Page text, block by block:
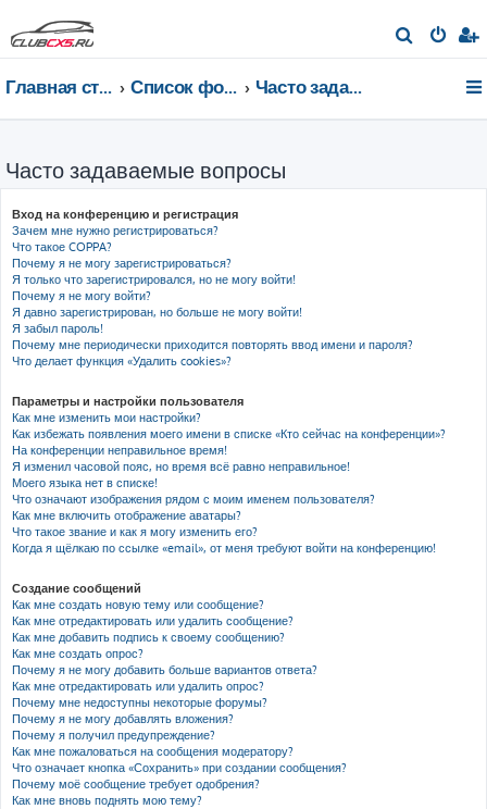
о
Главная страница Список форумов Часто задаваемые вопросы
Часто задаваемые вопросы
Вход на конференцию и регистрация
Зачем мне нужно регистрироваться?
Что такое COPPA?
Почему я не могу зарегистрироваться?
Я только что зарегистрировался, но не могу войти!
Почему я не могу войти?
Я давно зарегистрирован, но больше не могу войти!
Я забыл пароль!
Почему мне периодически приходится повторять ввод имени и пароля?
Что делает функция «Удалить cookies»?
Параметры и настройки пользователя
Как мне изменить мои настройки?
Как избежать появления моего имени в списке «Кто сейчас на конференции»?
На конференции неправильное время!
Я изменил часовой пояс, но время всё равно неправильное!
Моего языка нет в списке!
Что означают изображения рядом с моим именем пользователя?
Как мне включить отображение аватары?
Что такое звание и как я могу изменить его?
Когда я щёлкаю по ссылке «email», от меня требуют войти на конференцию!
Создание сообщений
Как мне создать новую тему или сообщение?
Как мне отредактировать или удалить сообщение?
Как мне добавить подпись к своему сообщению?
Как мне создать опрос?
Почему я не могу добавить больше вариантов ответа?
Как мне отредактировать или удалить опрос?
Почему мне недоступны некоторые форумы?
Почему я не могу добавлять вложения?
Почему я получил предупреждение?
Как мне пожаловаться на сообщения модератору?
Что означает кнопка «Сохранить» при создании сообщения?
Почему моё сообщение требует одобрения?
Как мне вновь поднять мою тему?